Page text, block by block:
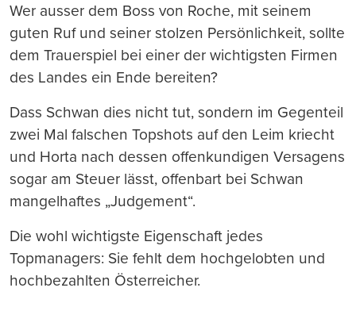
Wer ausser dem Boss von Roche, mit seinem
guten Ruf und seiner stolzen Persönlichkeit, sollte
dem Trauerspiel bei einer der wichtigsten Firmen
des Landes ein Ende bereiten?
Dass Schwan dies nicht tut, sondern im Gegenteil
zwei Mal falschen Topshots auf den Leim kriecht
und Horta nach dessen offenkundigen Versagens
sogar am Steuer lässt, offenbart bei Schwan
mangelhaftes „Judgement“.
Die wohl wichtigste Eigenschaft jedes
Topmanagers: Sie fehlt dem hochgelobten und
hochbezahlten Österreicher.